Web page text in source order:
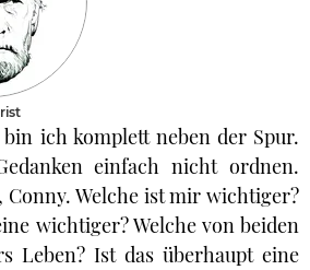
ich komplett neben der Spur.
einfach nicht ordnen.
Conny. Welche ist mir wichtiger?
wichtiger? Welche von beiden
Leben? Ist das überhaupt eine